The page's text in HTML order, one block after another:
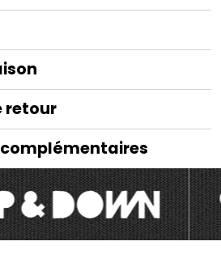
retour